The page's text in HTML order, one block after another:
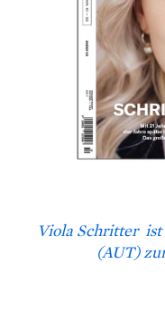
Viola Schritter ist
(AUT)